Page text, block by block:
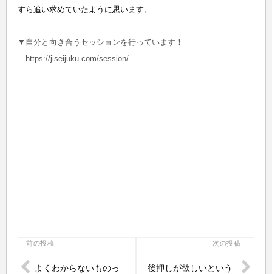
すら追い求めていたように思います。
▼自分と向き合うセッションを行っています！
https://jiseijuku.com/session/
投
稿
前の投稿
よくわからないものっ
次の投稿
後押しが欲しいという